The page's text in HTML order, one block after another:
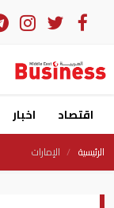
اقتصاد اخبار
الرئيسية الإمارات